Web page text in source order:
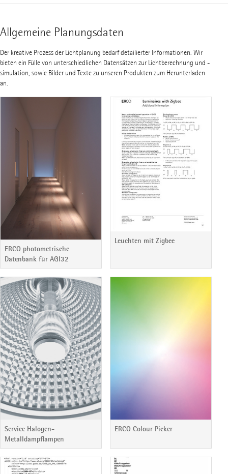
Allgemeine Planungsdaten
Der kreative Prozess der Lichtplanung bedarf detailierter Informationen. Wir
bieten ein Fülle von unterschiedlichen Datensätzen zur Lichtberechnung und -
simulation, sowie Bilder und Texte zu unseren Produkten zum Herunterladen
an.
ERCO photometrische
Datenbank für AGI32
Leuchten mit Zigbee
Service Halogen-
Metalldampflampen
ERCO Colour Picker